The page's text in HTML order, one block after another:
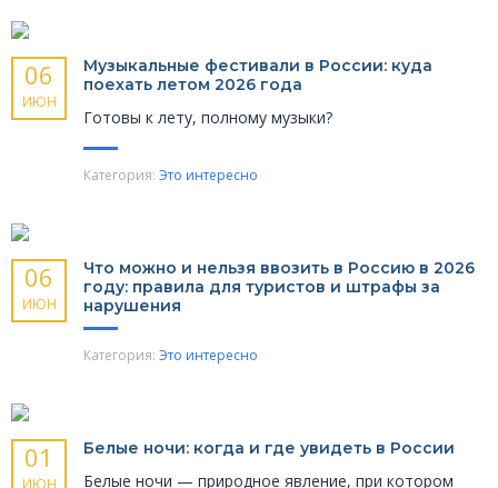
06
ИЮН
Музыкальные фести­вали в России: куда
поехать летом 2026 года
Готовы к лету, полному музыки?
Категория: Это интересно
06
ИЮН
Что можно и нельзя ввозить в Россию в 2026
году: правила для туристов и штрафы за
нарушения
Категория: Это интересно
01 Белые ночи: когда и где увидеть в России
Белые ночи — природное явление, при котором